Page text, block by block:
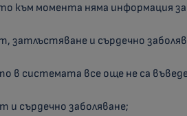
към момента няма информация
затлъстяване и сърдечно
в системата все още не са
и сърдечно заболяване;